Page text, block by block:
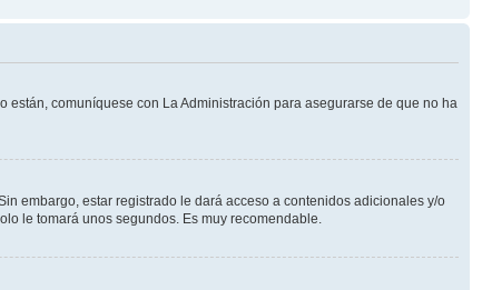
están, comuníquese con La Administración para asegurarse de que no ha
embargo, estar registrado le dará acceso a contenidos adicionales y/o
le tomará unos segundos. Es muy recomendable.